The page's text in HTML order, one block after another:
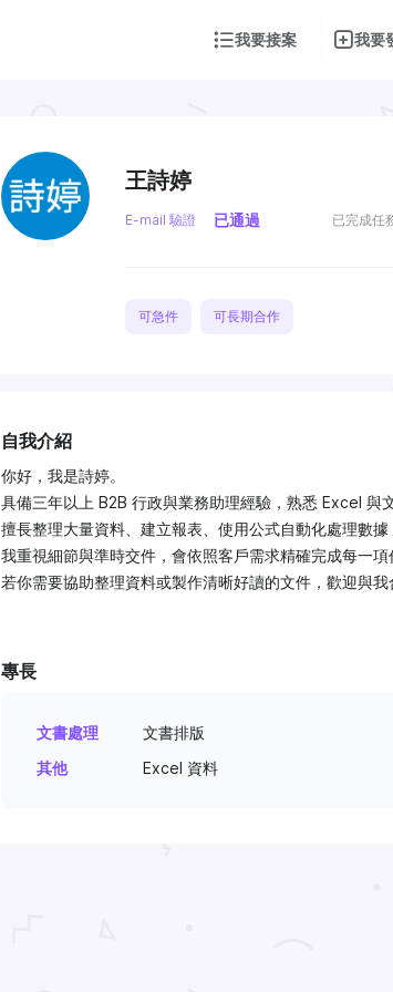
我要接案 我要
王詩婷
E-mail 驗證 已通過 已完成任
可急件 可長期合作
自我介紹
你好，我是詩婷。
具備三年以上 B2B 行政與業務助理經驗，熟悉 Excel 與
擅長整理大量資料、建立報表、使用公式自動化處理數據
我重視細節與準時交件，會依照客戶需求精確完成每一
若你需要協助整理資料或製作清晰好讀的文件，歡迎與我
專長
文書處理
文書排版
其他
Excel 資料